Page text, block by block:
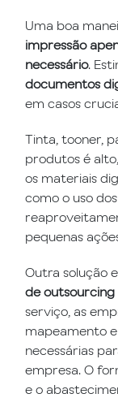
Uma boa
impressão
necessário.
documentos
em casos
Tinta, tooner,
produtos é
os materiais
como o uso
pequenas
Outra solução
de outsourcing
serviço, as
mapeamento
necessárias
empresa. O
e o